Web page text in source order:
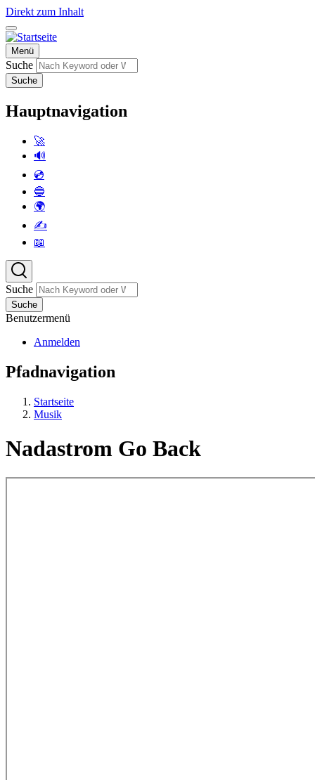
Direkt zum Inhalt
Menü
Suche
Suche
Hauptnavigation
🚀
🔊
💿
🔵
🌍
✍️
📖
Suche
Suche
Benutzermenü
Anmelden
Pfadnavigation
Startseite
Musik
Nadastrom Go Back